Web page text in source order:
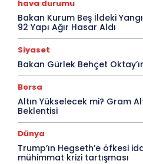
hava durumu
Bakan Kurum Beş İldeki
92 Yapı Ağır Hasar Aldı
Siyaset
Bakan Gürlek Behçet
Borsa
Altın Yükselecek mi? Gram
Beklentisi
Dünya
Trump’ın Hegseth’e öfkesi
mühimmat krizi tartışması